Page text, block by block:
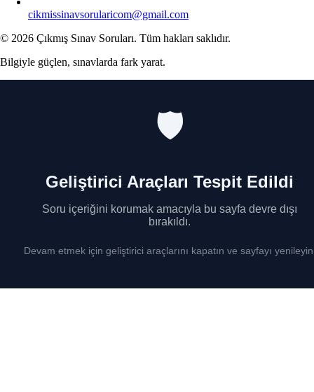
cikmissinavsorularicom@gmail.com
© 2026 Çıkmış Sınav Soruları. Tüm hakları saklıdır.
Bilgiyle güçlen, sınavlarda fark yarat.
🛡️
Geliştirici Araçları Tespit Edildi
Soru içeriğini korumak amacıyla bu sayfa devre dışı
bırakıldı.
Devam etmek için geliştirici araçlarını kapatın ve sayfayı